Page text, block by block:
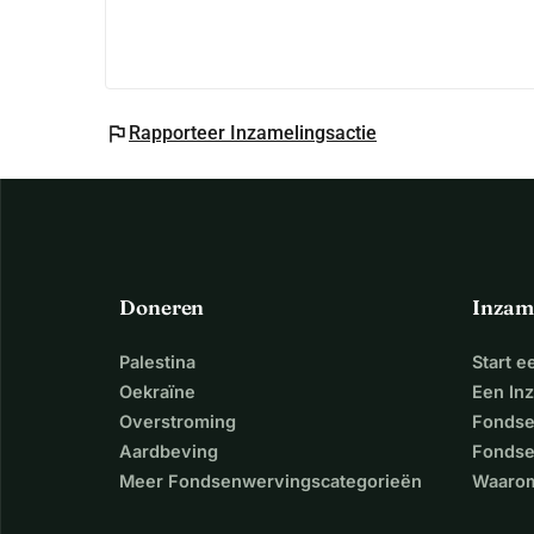
flag Rapporteer Inzamelingsactie
Doneren
Palestina
Oekraïne
Overstroming
Aardbeving
Meer Fondsenwervingscategorieën
Start
Een